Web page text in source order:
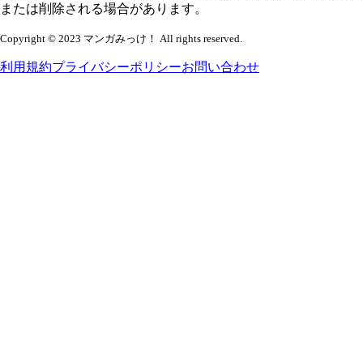
または削除される場合があります。
Copyright © 2023 マンガみっけ！ All rights reserved.
利用規約プライバシーポリシーお問い合わせ